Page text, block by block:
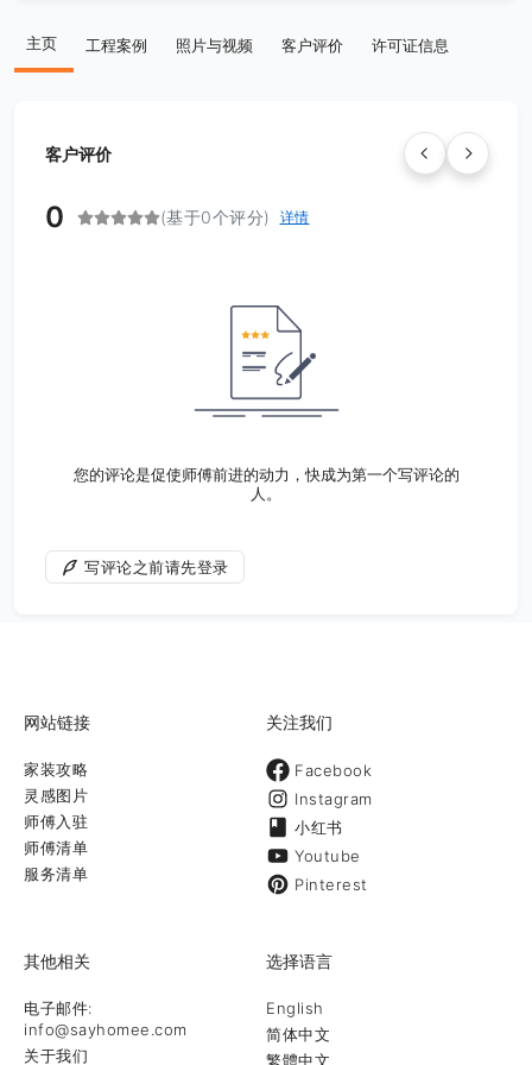
主页 工程案例 照片与视频 客户评价 许可证信息
客户评价
0 (基于0个评分) 详情
您的评论是促使师傅前进的动力，快成为第一个写评论的
人。
写评论之前请先登录
网站链接
家装攻略
灵感图片
师傅入驻
师傅清单
服务清单
关注我们
Facebook
Instagram
小红书
Youtube
Pinterest
其他相关
电子邮件:
info@sayhomee.com
关于我们
选择语言
English
简体中文
繁體中文